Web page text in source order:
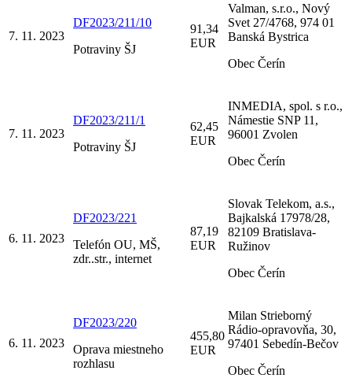
7. 11. 2023
DF2023/211/10
Potraviny ŠJ
91,34
EUR
Valman, s.r.o., Nový
Svet 27/4768, 974 01
Banská Bystrica
Obec Čerín
7. 11. 2023
DF2023/211/1
Potraviny ŠJ
62,45
EUR
INMEDIA, spol. s r.o.,
Námestie SNP 11,
96001 Zvolen
Obec Čerín
6. 11. 2023
DF2023/221
Telefón OU, MŠ,
zdr..str., internet
87,19
EUR
Slovak Telekom, a.s.,
Bajkalská 17978/28,
82109 Bratislava-
Ružinov
Obec Čerín
6. 11. 2023
DF2023/220
Oprava miestneho
rozhlasu
455,80
EUR
Milan Strieborný
Rádio-opravovňa, 30,
97401 Sebedín-Bečov
Obec Čerín